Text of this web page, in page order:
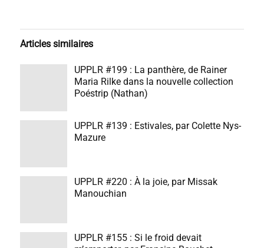
Articles similaires
UPPLR #199 : La panthère, de Rainer
Maria Rilke dans la nouvelle collection
Poéstrip (Nathan)
UPPLR #139 : Estivales, par Colette Nys-
Mazure
UPPLR #220 : À la joie, par Missak
Manouchian
UPPLR #155 : Si le froid devait